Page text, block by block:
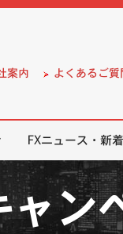
案内 よくあるご質
FXニュース・新
ャン